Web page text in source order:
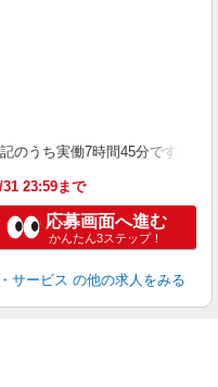
記のうち実働7時間45分で
23:59まで
応募画面へ進む
かんたん3ステップ！
サービス の他の求人をみる